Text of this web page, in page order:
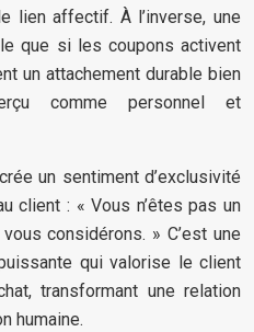
lien affectif. À l’inverse, une
que si les coupons activent
un attachement durable bien
comme personnel et
un sentiment d’exclusivité
client : « Vous n’êtes pas un
considérons. » C’est une
qui valorise le client
transformant une relation
humaine.